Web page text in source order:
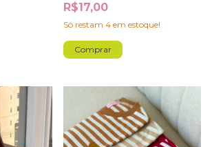
R$17,00
Só restam 4 em estoque!
Comprar